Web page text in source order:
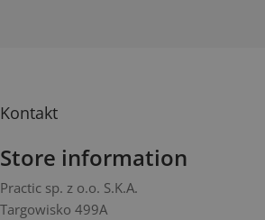
Kontakt
Store information
Practic sp. z o.o. S.K.A.
Targowisko 499A